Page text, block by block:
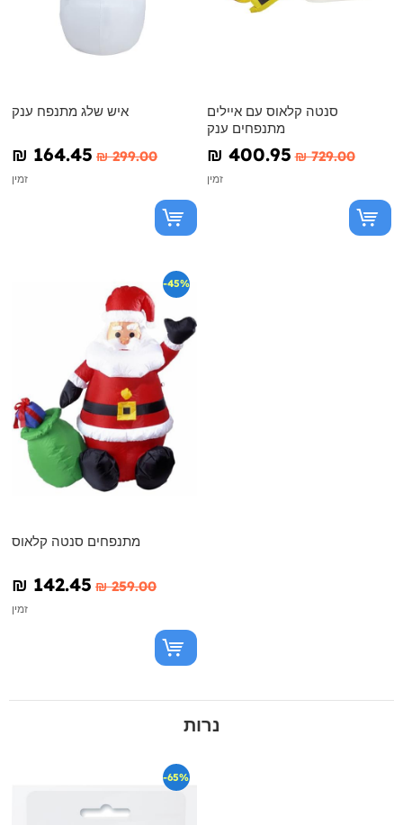
איש שלג מתנפח ענק
₪‎ 164.45 ₪‎ 299.00
זמין
סנטה קלאוס עם איילים
מתנפחים ענק
₪‎ 400.95 ₪‎ 729.00
זמין
-45%
מתנפחים סנטה קלאוס
₪‎ 142.45 ₪‎ 259.00
זמין
נרות
-65%